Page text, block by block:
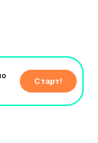
Старт!